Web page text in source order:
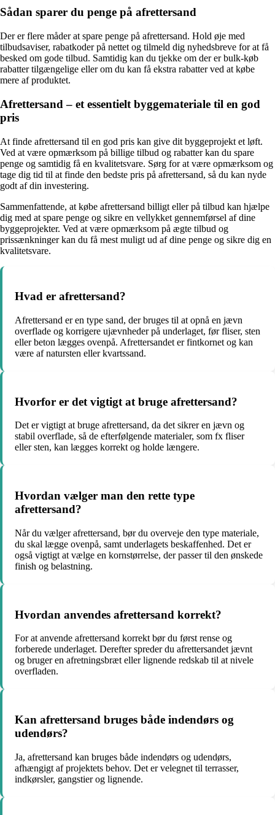
Sådan sparer du penge på afrettersand
Der er flere måder at spare penge på afrettersand. Hold øje med
tilbudsaviser, rabatkoder på nettet og tilmeld dig nyhedsbreve for at få
besked om gode tilbud. Samtidig kan du tjekke om der er bulk-køb
rabatter tilgængelige eller om du kan få ekstra rabatter ved at købe
mere af produktet.
Afrettersand – et essentielt byggemateriale til en god
pris
At finde afrettersand til en god pris kan give dit byggeprojekt et løft.
Ved at være opmærksom på billige tilbud og rabatter kan du spare
penge og samtidig få en kvalitetsvare. Sørg for at være opmærksom og
tage dig tid til at finde den bedste pris på afrettersand, så du kan nyde
godt af din investering.
Sammenfattende, at købe afrettersand billigt eller på tilbud kan hjælpe
dig med at spare penge og sikre en vellykket gennemførsel af dine
byggeprojekter. Ved at være opmærksom på ægte tilbud og
prissænkninger kan du få mest muligt ud af dine penge og sikre dig en
kvalitetsvare.
Hvad er afrettersand?
Afrettersand er en type sand, der bruges til at opnå en jævn
overflade og korrigere ujævnheder på underlaget, før fliser, sten
eller beton lægges ovenpå. Afrettersandet er fintkornet og kan
være af natursten eller kvartssand.
Hvorfor er det vigtigt at bruge afrettersand?
Det er vigtigt at bruge afrettersand, da det sikrer en jævn og
stabil overflade, så de efterfølgende materialer, som fx fliser
eller sten, kan lægges korrekt og holde længere.
Hvordan vælger man den rette type
afrettersand?
Når du vælger afrettersand, bør du overveje den type materiale,
du skal lægge ovenpå, samt underlagets beskaffenhed. Det er
også vigtigt at vælge en kornstørrelse, der passer til den ønskede
finish og belastning.
Hvordan anvendes afrettersand korrekt?
For at anvende afrettersand korrekt bør du først rense og
forberede underlaget. Derefter spreder du afrettersandet jævnt
og bruger en afretningsbræt eller lignende redskab til at nivele
overfladen.
Kan afrettersand bruges både indendørs og
udendørs?
Ja, afrettersand kan bruges både indendørs og udendørs,
afhængigt af projektets behov. Det er velegnet til terrasser,
indkørsler, gangstier og lignende.